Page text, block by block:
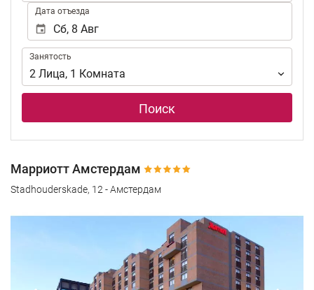
Дата отъезда
Занятость
Занятость
2 Лица, 1 Комната
Поиск
Марриотт Амстердам
Stadhouderskade, 12 - Амстердам